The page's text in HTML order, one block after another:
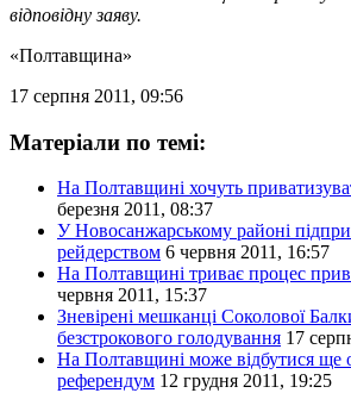
відповідну заяву.
«Полтавщина»
17 серпня 2011, 09:56
Матеріали по темі:
На Полтавщині хочуть
березня 2011, 08:37
У Новосанжарському районі
рейдерством 6 червня 2011, 16:57
На Полтавщині триває процес
червня 2011, 15:37
Зневірені мешканці Соколової
безстрокового голодування 17
На Полтавщині може відбутися ще
референдум 12 грудня 2011, 19:25